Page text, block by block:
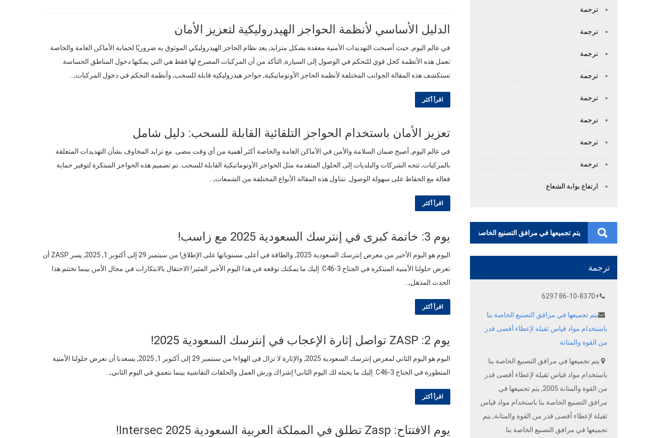
الدليل الأساسي لأنظمة الحواجز الهيدروليكية لتعزيز الأمان
في عالم اليوم, حيث أصبحت التهديدات الأمنية معقدة بشكل متزايد, يعد نظام الحاجز الهيدروليكي الموثوق به ضروريًا لحماية الأماكن العامة والخاصة.
تعمل هذه الأنظمة كحل قوي للتحكم في الوصول إلى السيارة, التأكد من أن المركبات المصرح لها فقط هي التي يمكنها دخول المناطق الحساسة.
تستكشف هذه المقالة الجوانب المختلفة لأنظمة الحاجز الأوتوماتيكية, حواجز هيدروليكية قابلة للسحب, وأنظمة التحكم في دخول المركبات,…
اقرأ أكثر
تعزيز الأمان باستخدام الحواجز التلقائية القابلة للسحب: دليل شامل
في عالم اليوم, أصبح ضمان السلامة والأمن في الأماكن العامة والخاصة أكثر أهمية من أي وقت مضى. مع تزايد المخاوف بشأن التهديدات المتعلقة
بالمركبات, تتجه الشركات والبلديات إلى الحلول المتقدمة مثل الحواجز الأوتوماتيكية القابلة للسحب. تم تصميم هذه الحواجز المبتكرة لتوفير حماية
فعالة مع الحفاظ على سهولة الوصول. تتناول هذه المقالة الأنواع المختلفة من الشمعات,…
اقرأ أكثر
يوم 3: خاتمة كبرى في إنترسك السعودية 2025 مع زاسب!
اليوم هو اليوم الأخير من معرض إنترسك السعودية 2025, والطاقة في أعلى مستوياتها على الإطلاق! من سبتمبر 29 إلى أكتوبر 1, 2025, يسر ZASP أن
تعرض حلولنا الأمنية المبتكرة في الجناح 3-C46. إليك ما يمكنك توقعه في هذا اليوم الأخير المثير! الاحتفال بالابتكارات في مجال الأمن بينما نختتم هذا
الحدث المذهل,…
اقرأ أكثر
يوم 2: ZASP تواصل إثارة الإعجاب في إنترسك السعودية 2025!
اليوم هو اليوم الثاني لمعرض إنترسك السعودية 2025, والإثارة لا تزال في الهواء! من سبتمبر 29 إلى أكتوبر 1, 2025, يسعدنا أن نعرض حلولنا الأمنية
المتطورة في الجناح 3-C46. إليك ما يخبئه لك اليوم الثاني! إشراك ورش العمل والحلقات النقاشية بينما نتعمق في اليوم الثاني,…
اقرأ أكثر
يوم الافتتاح: Zasp تطلق في المملكة العربية السعودية Intersec 2025!
ترجمة
ترجمة
ترجمة
ترجمة
ترجمة
ترجمة
ترجمة
ترجمة
ارتفاع بوابة الشعاع
ترجمة
+86-10-8370 6297
يتم تجميعها في مرافق التصنيع الخاصة بنا
باستخدام مواد قياس ثقيلة لإعطاء أقصى قدر
من القوة والمتانة
يتم تجميعها في مرافق التصنيع الخاصة بنا
باستخدام مواد قياس ثقيلة لإعطاء أقصى قدر
من القوة والمتانة 2005, يتم تجميعها في
مرافق التصنيع الخاصة بنا باستخدام مواد قياس
ثقيلة لإعطاء أقصى قدر من القوة والمتانة, يتم
تجميعها في مرافق التصنيع الخاصة بنا